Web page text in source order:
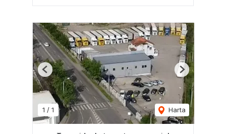
1 / 1 Harta
Previous Next